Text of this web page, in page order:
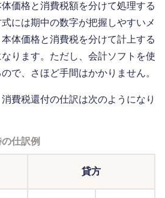
価格と消費税額を分けて処理する
には期中の数字が把握しやすいメ
体価格と消費税を分けて計上する
ります。ただし、会計ソフトを使
で、さほど手間はかかりません。
費税還付の仕訳は次のようになり
仕訳例
貸方